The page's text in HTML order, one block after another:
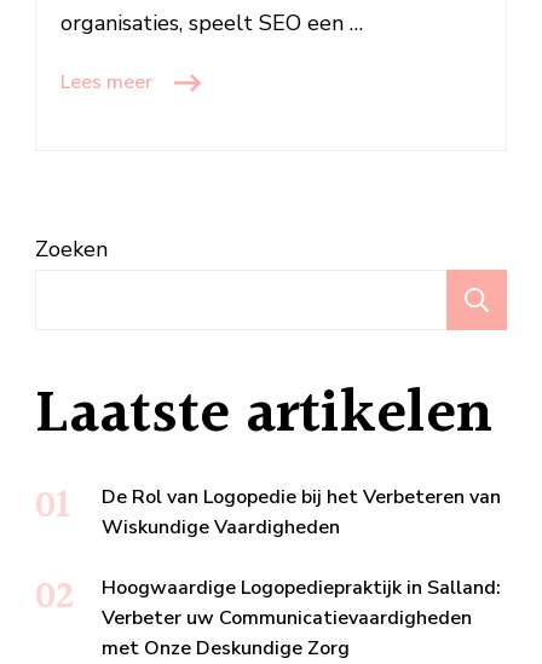
organisaties, speelt SEO een …
Lees meer
Zoeken
Laatste artikelen
De Rol van Logopedie bij het Verbeteren van
Wiskundige Vaardigheden
Hoogwaardige Logopediepraktijk in Salland:
Verbeter uw Communicatievaardigheden
met Onze Deskundige Zorg